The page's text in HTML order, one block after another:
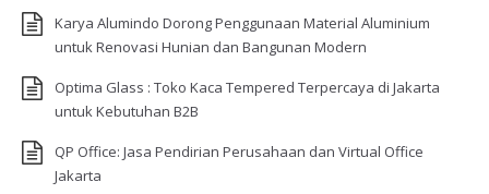
Karya Alumindo Dorong Penggunaan Material Aluminium
untuk Renovasi Hunian dan Bangunan Modern
Optima Glass : Toko Kaca Tempered Terpercaya di Jakarta
untuk Kebutuhan B2B
QP Office: Jasa Pendirian Perusahaan dan Virtual Office
Jakarta